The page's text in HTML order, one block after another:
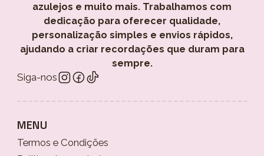
azulejos e muito mais. Trabalhamos com
dedicação para oferecer qualidade,
personalização simples e envios rápidos,
ajudando a criar recordações que duram para
sempre.
Siga-nos
MENU
Termos e Condições